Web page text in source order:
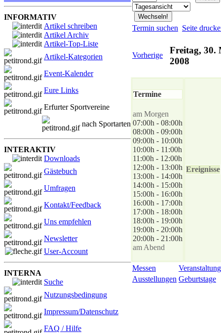
INFORMATIV
Artikel schreiben
Artikel Archiv
Artikel-Top-Liste
Artikel-Kategorien
Event-Kalender
Eure Links
Erfurter Sportvereine
nach Sportarten
INTERAKTIV
Downloads
Gästebuch
Umfragen
Kontakt/Feedback
Uns empfehlen
Newsletter
User-Account
INTERNA
Suche
Nutzungsbedingung
Impressum/Datenschutz
FAQ / Hilfe
Termin suchen Seite
Vorherige
Freitag, 30.
2008
Termine
am Morgen
07:00h - 08:00h
08:00h - 09:00h
09:00h - 10:00h
10:00h - 11:00h
11:00h - 12:00h
12:00h - 13:00h
13:00h - 14:00h
14:00h - 15:00h
15:00h - 16:00h
16:00h - 17:00h
17:00h - 18:00h
18:00h - 19:00h
19:00h - 20:00h
20:00h - 21:00h
am Abend
Ereignisse
Messen
Veranstaltung
Ausstellungen Geburtstage